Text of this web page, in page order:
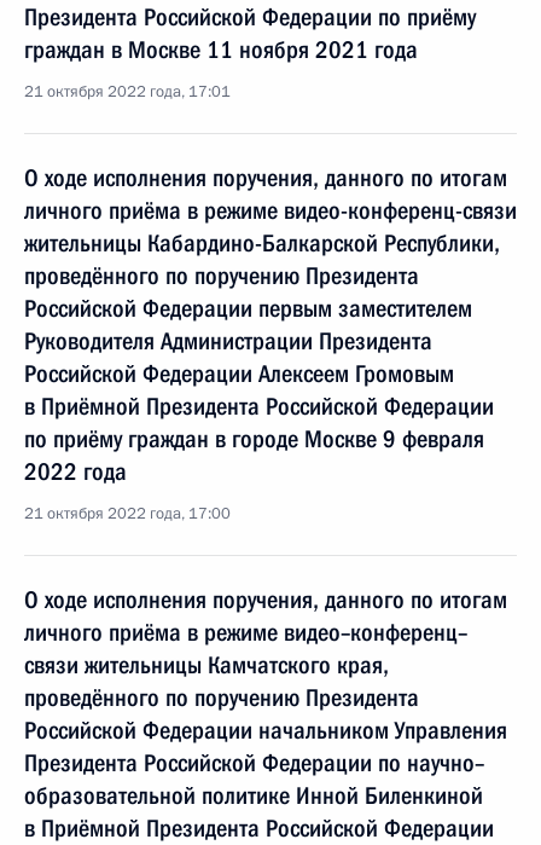
Президента Российской Федерации по приёму
граждан в Москве 11 ноября 2021 года
21 октября 2022 года, 17:01
О ходе исполнения поручения, данного по итогам
личного приёма в режиме видео-конференц-связи
жительницы Кабардино-Балкарской Республики,
проведённого по поручению Президента
Российской Федерации первым заместителем
Руководителя Администрации Президента
Российской Федерации Алексеем Громовым
в Приёмной Президента Российской Федерации
по приёму граждан в городе Москве 9 февраля
2022 года
21 октября 2022 года, 17:00
О ходе исполнения поручения, данного по итогам
личного приёма в режиме видео–конференц–
связи жительницы Камчатского края,
проведённого по поручению Президента
Российской Федерации начальником Управления
Президента Российской Федерации по научно–
образовательной политике Инной Биленкиной
в Приёмной Президента Российской Федерации